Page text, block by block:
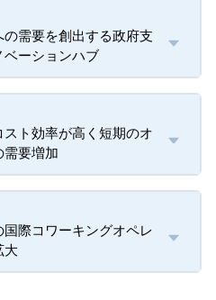
需要を創出する政府支
ーションハブ
ト効率が高く短期のオ
需要増加
際コワーキングオペレ
大